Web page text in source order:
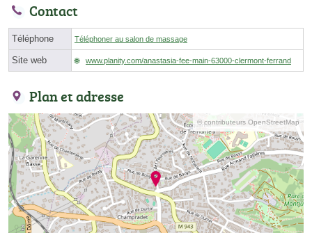
Contact
Téléphone Téléphoner au salon de massage
Site web www.planity.com/anastasia-fee-main-63000-clermont-ferrand
Plan et adresse
© contributeurs OpenStreetMap